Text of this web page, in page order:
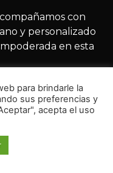
con
y personalizado
en esta
al parto
Pantoja
para brindarle la
sus preferencias y
acepta el uso